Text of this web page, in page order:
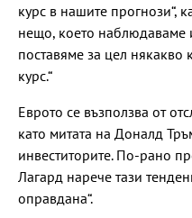
курс в нашите прогнози“,
нещо, което наблюдаваме
поставяме за цел
курс.“
Еврото се възползва от
като митата на Доналд
инвеститорите. По-рано
Лагард нарече тази
оправдана“.